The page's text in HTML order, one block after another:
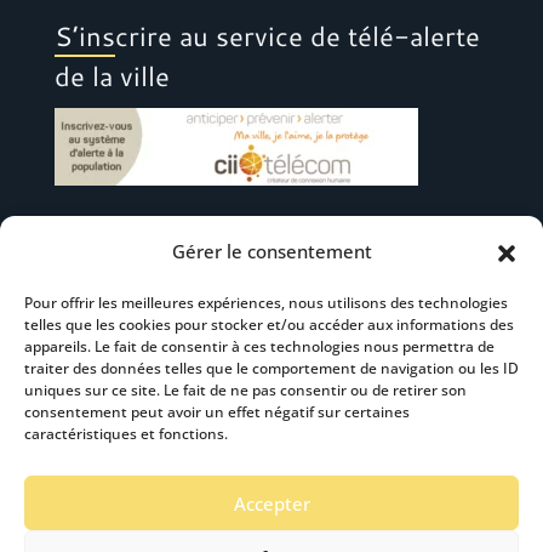
Gérer le consentement
Pour offrir les meilleures expériences, nous utilisons des technologies
telles que les cookies pour stocker et/ou accéder aux informations des
appareils. Le fait de consentir à ces technologies nous permettra de
traiter des données telles que le comportement de navigation ou les ID
uniques sur ce site. Le fait de ne pas consentir ou de retirer son
consentement peut avoir un effet négatif sur certaines
caractéristiques et fonctions.
Accepter
S’inscrire au service de télé-alerte
de la ville
Suivez-nous
S’abonner à la newsletter